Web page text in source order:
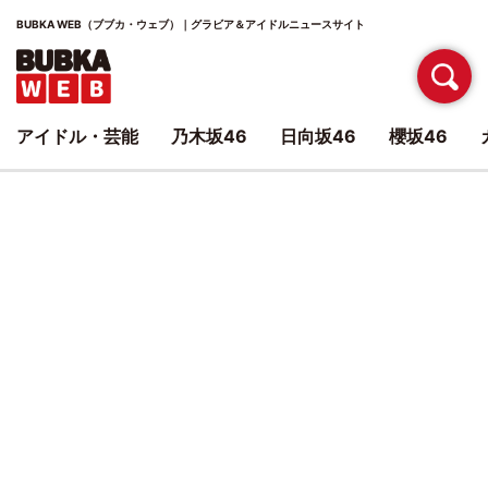
BUBKA WEB（ブブカ・ウェブ）｜グラビア＆アイドルニュースサイト
アイドル・芸能 乃木坂46 日向坂46 櫻坂46